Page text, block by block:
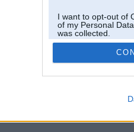
I want to opt-out of
of my Personal
was collected.
Opted Out
darbojas
gada 14. maija. Tas nav auto klubs un nav saistīts ar